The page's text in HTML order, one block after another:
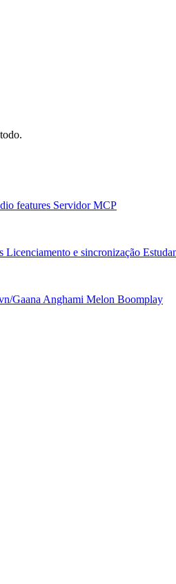
features Servidor MCP
Licenciamento e sincronização
Gaana Anghami Melon Boomplay